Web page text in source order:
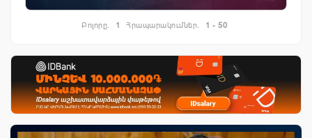
Բոլորը. 1 Հրապարակումներ. 1 - 50